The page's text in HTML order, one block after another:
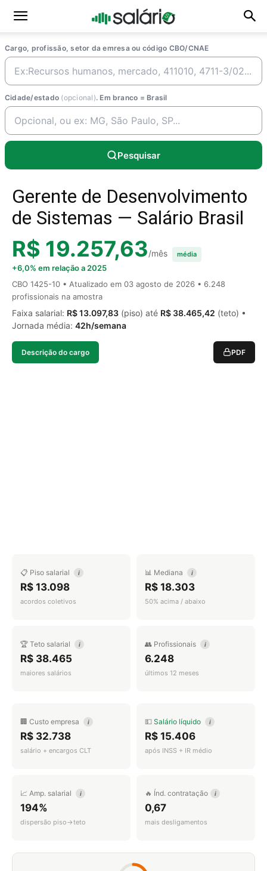
Cargo, profissão, setor da emresa ou código CBO/CNAE
Cidade/estado (opcional). Em branco = Brasil
Pesquisar
Gerente de Desenvolvimento
de Sistemas — Salário Brasil
R$ 19.257,63/mês média
+6,0% em relação a 2025
CBO 1425-10 • Atualizado em 03 agosto de 2026 • 6.248
profissionais na amostra
Faixa salarial: R$ 13.097,83 (piso) até R$ 38.465,42 (teto) •
Jornada média: 42h/semana
Descrição do cargo PDF
📋 Piso salarial i
R$ 13.098
acordos coletivos
📊 Mediana i
R$ 18.303
50% acima / abaixo
🏆 Teto salarial i
R$ 38.465
maiores salários
👥 Profissionais i
6.248
últimos 12 meses
🏢 Custo empresa i
R$ 32.738
salário + encargos CLT
💵 Salário líquido i
R$ 15.406
após INSS + IR médio
📈 Amp. salarial i
194%
dispersão piso→teto
🔥 Índ. contratação i
0,67
mais desligamentos